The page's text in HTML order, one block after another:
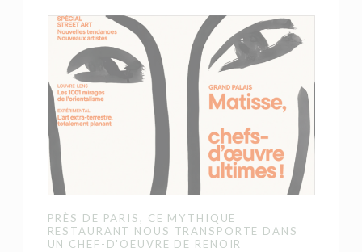
PRÈS DE PARIS, CE MYTHIQUE
RESTAURANT NOUS TRANSPORTE DANS
UN CHEF-D'OEUVRE DE RENOIR